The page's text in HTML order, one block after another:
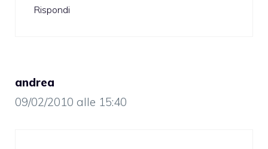
Rispondi
andrea
09/02/2010 alle 15:40